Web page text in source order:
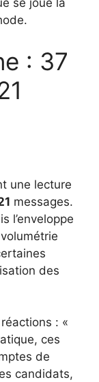
se joue la
: 37
une lecture
messages.
l’enveloppe
des
: «
ces
de
candidats,